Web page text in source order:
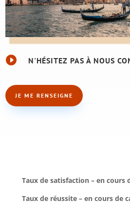
 N'HÉSITEZ PAS À NOUS
JE ME RENSEIGNE
Taux de satisfaction – en cours
Taux de réussite – en cours de